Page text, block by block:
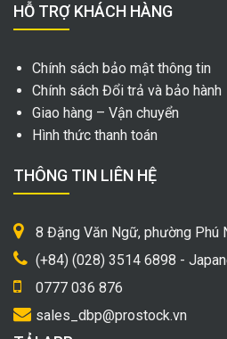
HỖ TRỢ KHÁCH HÀNG
Chính sách bảo mật thông tin
Chính sách Đổi trả và bảo hành
Giao hàng – Vận chuyển
Hình thức thanh toán
THÔNG TIN LIÊN HỆ
8 Đặng Văn Ngữ, phường Phú
(+84) (028) 3514 6898 -
0777 036 876
sales_dbp@prostock.vn